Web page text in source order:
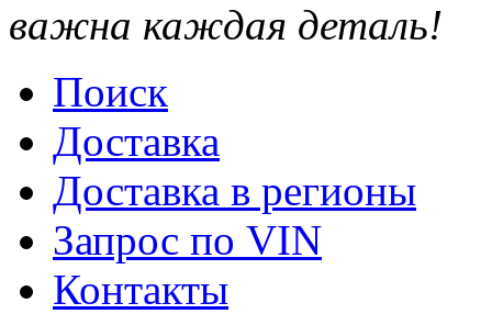
важна каждая деталь!
Поиск
Доставка
Доставка в регионы
Запрос по VIN
Контакты